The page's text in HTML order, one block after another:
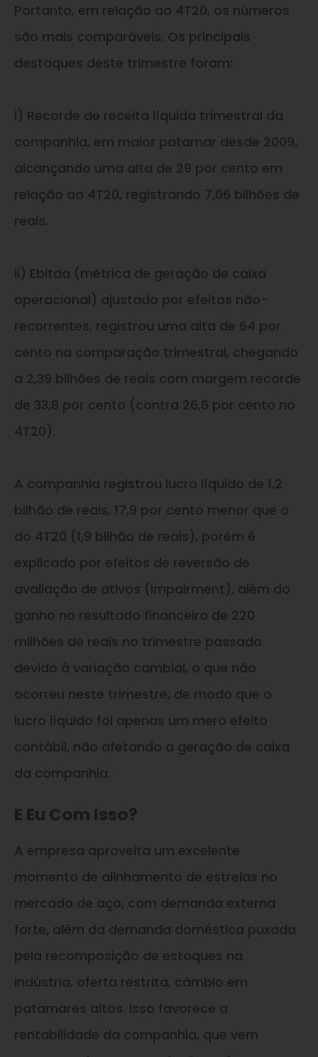
Portanto, em relação ao 4T20, os números
são mais comparáveis. Os principais
destaques deste trimestre foram:
i) Recorde de receita líquida trimestral da
companhia, em maior patamar desde 2009,
alcançando uma alta de 29 por cento em
relação ao 4T20, registrando 7,06 bilhões de
reais.
ii) Ebitda (métrica de geração de caixa
operacional) ajustado por efeitos não-
recorrentes, registrou uma alta de 64 por
cento na comparação trimestral, chegando
a 2,39 bilhões de reais com margem recorde
de 33,8 por cento (contra 26,6 por cento no
4T20).
A companhia registrou lucro líquido de 1,2
bilhão de reais, 17,9 por cento menor que o
do 4T20 (1,9 bilhão de reais), porém é
explicado por efeitos de reversão de
avaliação de ativos (impairment), além do
ganho no resultado financeiro de 220
milhões de reais no trimestre passado
devido à variação cambial, o que não
ocorreu neste trimestre, de modo que o
lucro líquido foi apenas um mero efeito
contábil, não afetando a geração de caixa
da companhia.
E Eu Com Isso?
A empresa aproveita um excelente
momento de alinhamento de estrelas no
mercado de aço, com demanda externa
forte, além da demanda doméstica puxada
pela recomposição de estoques na
indústria, oferta restrita, câmbio em
patamares altos. Isso favorece a
rentabilidade da companhia, que vem